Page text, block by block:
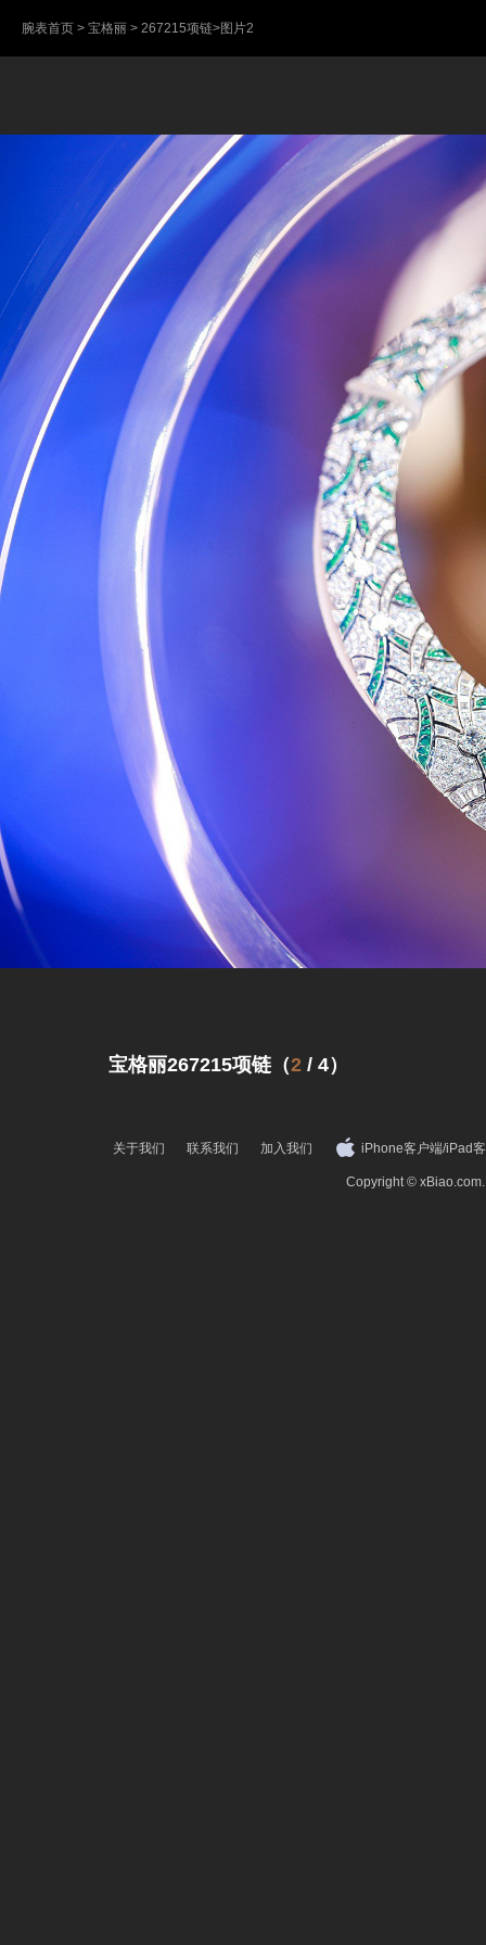
腕表首页 > 宝格丽 > 267215项链>图片2
宝格丽267215项链（2 / 4）
关于我们 联系我们 加入我们 iPhone客户端/iPad
Copyright ©